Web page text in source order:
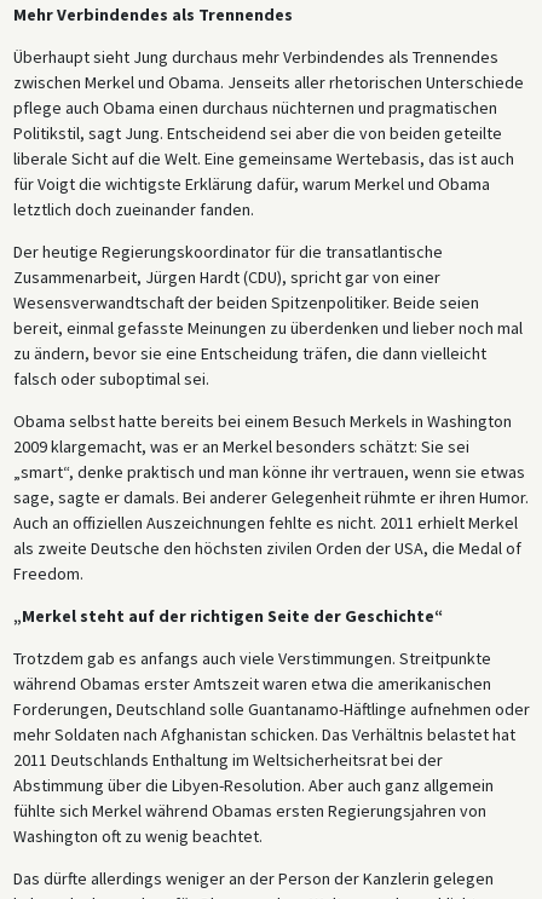
Mehr Verbindendes als Trennendes
Überhaupt sieht Jung durchaus mehr Verbindendes als Trennendes
zwischen Merkel und Obama. Jenseits aller rhetorischen Unterschiede
pflege auch Obama einen durchaus nüchternen und pragmatischen
Politikstil, sagt Jung. Entscheidend sei aber die von beiden geteilte
liberale Sicht auf die Welt. Eine gemeinsame Wertebasis, das ist auch
für Voigt die wichtigste Erklärung dafür, warum Merkel und Obama
letztlich doch zueinander fanden.
Der heutige Regierungskoordinator für die transatlantische
Zusammenarbeit, Jürgen Hardt (CDU), spricht gar von einer
Wesensverwandtschaft der beiden Spitzenpolitiker. Beide seien
bereit, einmal gefasste Meinungen zu überdenken und lieber noch mal
zu ändern, bevor sie eine Entscheidung träfen, die dann vielleicht
falsch oder suboptimal sei.
Obama selbst hatte bereits bei einem Besuch Merkels in Washington
2009 klargemacht, was er an Merkel besonders schätzt: Sie sei
„smart“, denke praktisch und man könne ihr vertrauen, wenn sie etwas
sage, sagte er damals. Bei anderer Gelegenheit rühmte er ihren Humor.
Auch an offiziellen Auszeichnungen fehlte es nicht. 2011 erhielt Merkel
als zweite Deutsche den höchsten zivilen Orden der USA, die Medal of
Freedom.
„Merkel steht auf der richtigen Seite der Geschichte“
Trotzdem gab es anfangs auch viele Verstimmungen. Streitpunkte
während Obamas erster Amtszeit waren etwa die amerikanischen
Forderungen, Deutschland solle Guantanamo-Häftlinge aufnehmen oder
mehr Soldaten nach Afghanistan schicken. Das Verhältnis belastet hat
2011 Deutschlands Enthaltung im Weltsicherheitsrat bei der
Abstimmung über die Libyen-Resolution. Aber auch ganz allgemein
fühlte sich Merkel während Obamas ersten Regierungsjahren von
Washington oft zu wenig beachtet.
Das dürfte allerdings weniger an der Person der Kanzlerin gelegen